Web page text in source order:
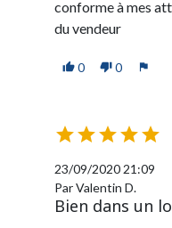
conforme à mes
du vendeur
thumb_up 0 thumb_down 0 flag

23/09/2020 21:09
Par Valentin D.
Bien dans un